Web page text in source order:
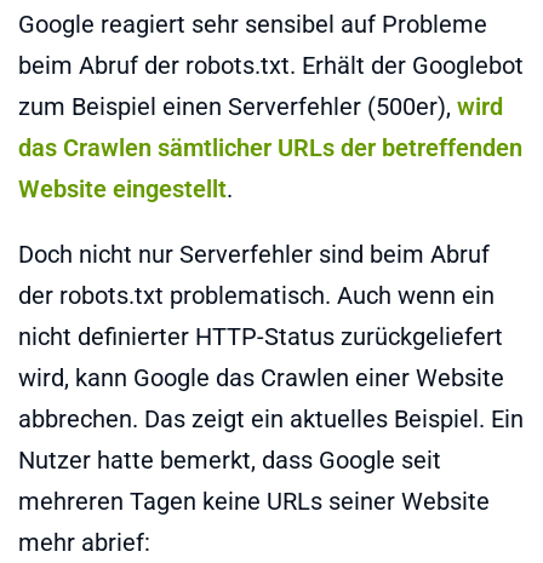
Google reagiert sehr sensibel auf Probleme
beim Abruf der robots.txt. Erhält der Googlebot
zum Beispiel einen Serverfehler (500er), wird
das Crawlen sämtlicher URLs der betreffenden
Website eingestellt.
Doch nicht nur Serverfehler sind beim Abruf
der robots.txt problematisch. Auch wenn ein
nicht definierter HTTP-Status zurückgeliefert
wird, kann Google das Crawlen einer Website
abbrechen. Das zeigt ein aktuelles Beispiel. Ein
Nutzer hatte bemerkt, dass Google seit
mehreren Tagen keine URLs seiner Website
mehr abrief: